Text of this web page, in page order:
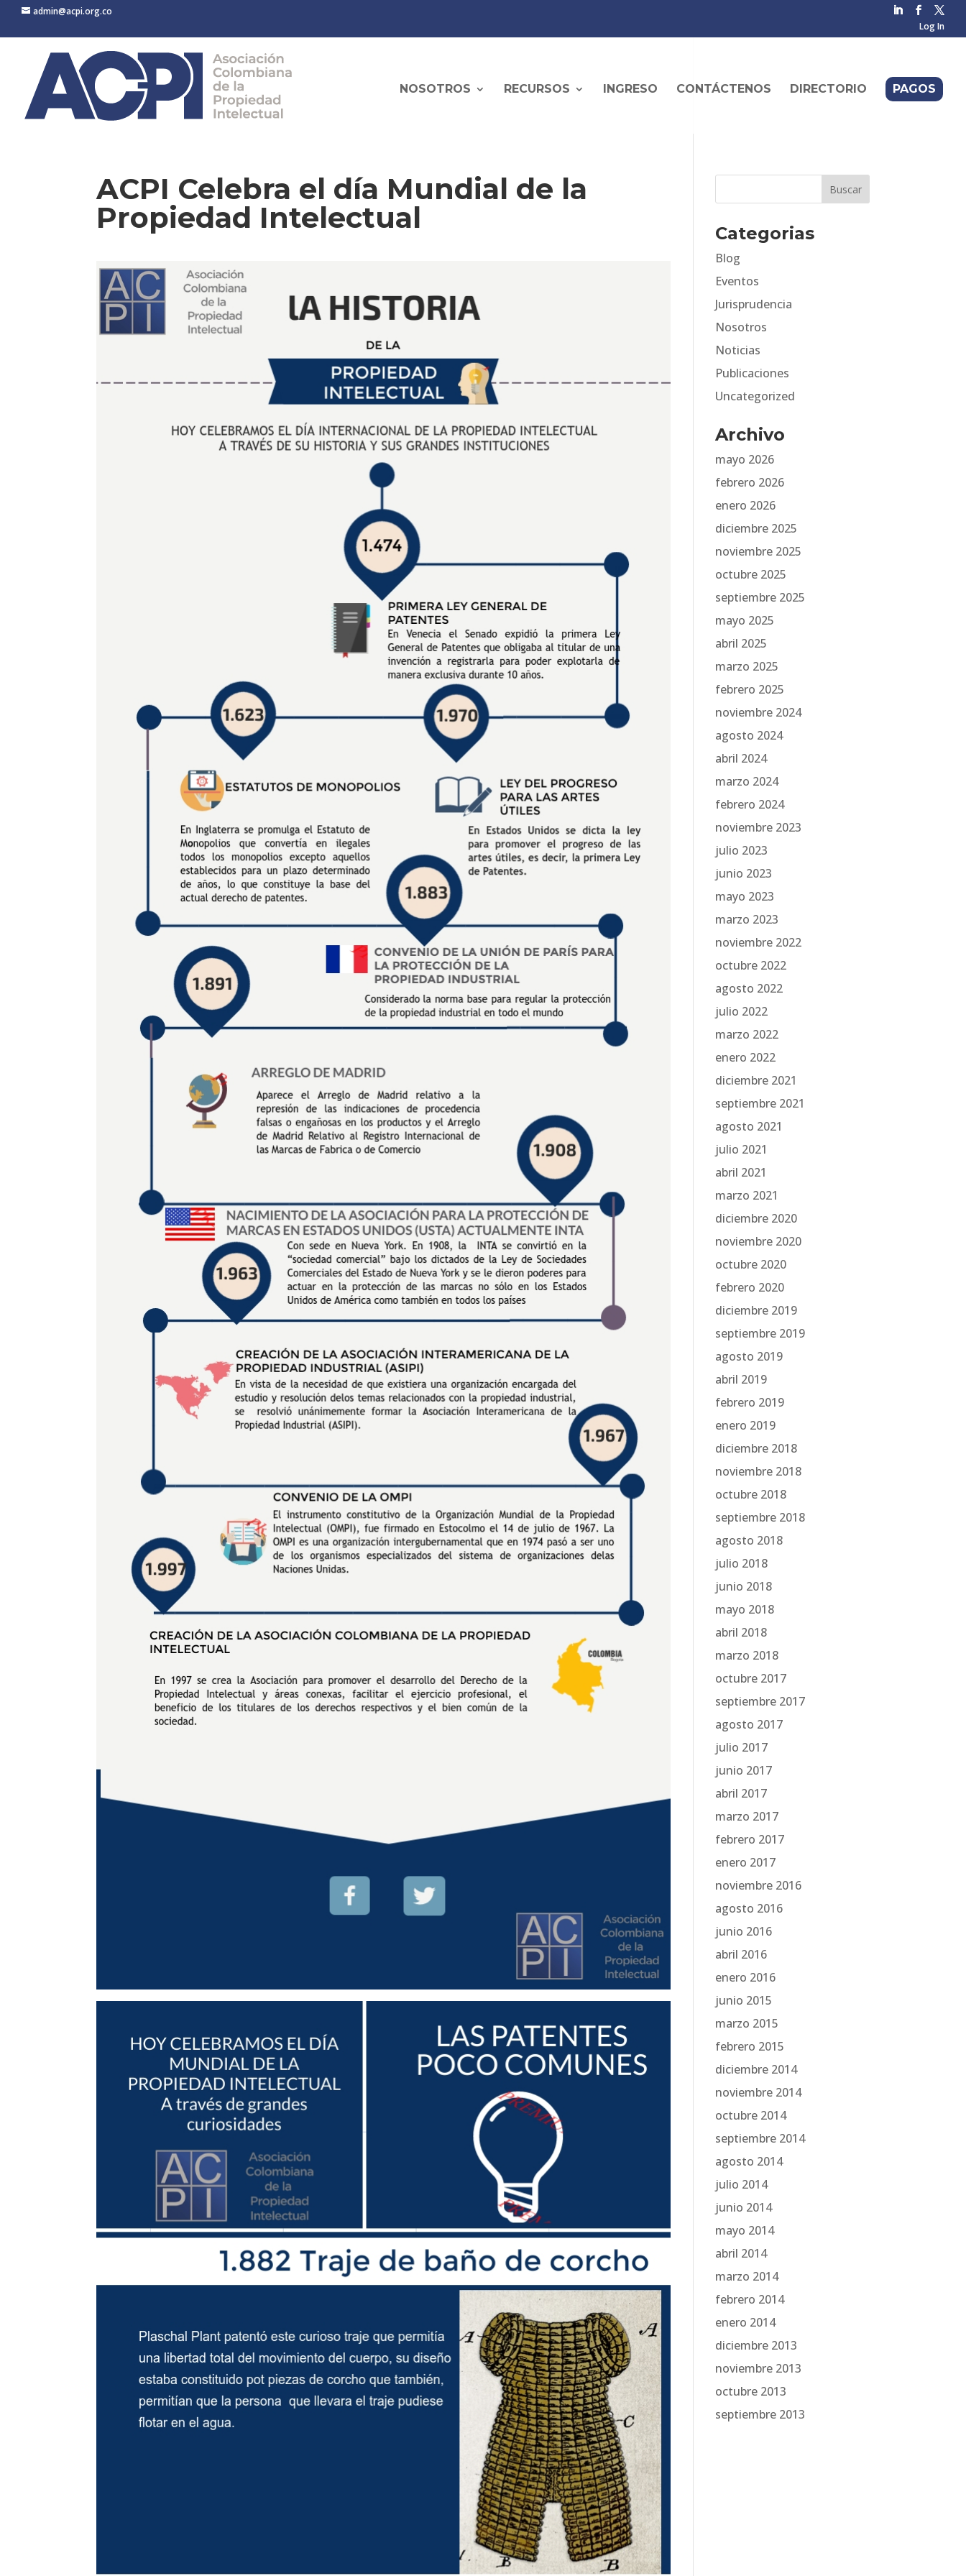
admin@acpi.org.co
Log In
NOSOTROS RECURSOS INGRESO CONTÁCTENOS DIRECTORIO PAGOS
ACPI Celebra el día Mundial de la
Propiedad Intelectual
Categorias
Blog
Eventos
Jurisprudencia
Nosotros
Noticias
Publicaciones
Uncategorized
Archivo
mayo 2026
febrero 2026
enero 2026
diciembre 2025
noviembre 2025
octubre 2025
septiembre 2025
mayo 2025
abril 2025
marzo 2025
febrero 2025
noviembre 2024
agosto 2024
abril 2024
marzo 2024
febrero 2024
noviembre 2023
julio 2023
junio 2023
mayo 2023
marzo 2023
noviembre 2022
octubre 2022
agosto 2022
julio 2022
marzo 2022
enero 2022
diciembre 2021
septiembre 2021
agosto 2021
julio 2021
abril 2021
marzo 2021
diciembre 2020
noviembre 2020
octubre 2020
febrero 2020
diciembre 2019
septiembre 2019
agosto 2019
abril 2019
febrero 2019
enero 2019
diciembre 2018
noviembre 2018
octubre 2018
septiembre 2018
agosto 2018
julio 2018
junio 2018
mayo 2018
abril 2018
marzo 2018
octubre 2017
septiembre 2017
agosto 2017
julio 2017
junio 2017
abril 2017
marzo 2017
febrero 2017
enero 2017
noviembre 2016
agosto 2016
junio 2016
abril 2016
enero 2016
junio 2015
marzo 2015
febrero 2015
diciembre 2014
noviembre 2014
octubre 2014
septiembre 2014
agosto 2014
julio 2014
junio 2014
mayo 2014
abril 2014
marzo 2014
febrero 2014
enero 2014
diciembre 2013
noviembre 2013
octubre 2013
septiembre 2013